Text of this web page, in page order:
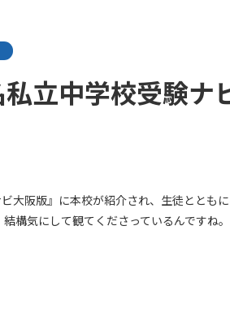
立中学校受験ナ
大阪版』に本校が紹介され、生徒ととも
構気にして観てくださっているんですね